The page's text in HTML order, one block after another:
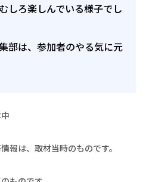
しろ楽しんでいる様子でし
部は、参加者のやる気に元
報は、取材当時のものです。